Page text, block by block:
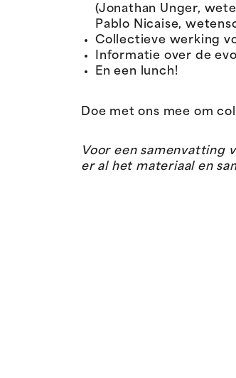
(Jonathan Unger,
Pablo Nicaise,
Collectieve werking
Informatie over de
En een lunch!
Doe met ons mee om
Voor een samenvatting
er al het materiaal en